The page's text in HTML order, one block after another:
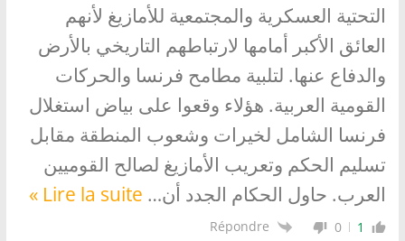
التحتية العسكرية والمجتمعية للأمازيغ لأنهم
العائق الأكبر أمامها لارتباطهم التاريخي بالأرض
والدفاع عنها. لتلبية مطامح فرنسا والحركات
القومية العربية. هؤلاء وقعوا على بياض استغلال
فرنسا الشامل لخيرات وشعوب المنطقة مقابل
تسليم الحكم وتعريب الأمازيغ لصالح القوميين
العرب. حاول الحكام الجدد أن…
Lire la suite »
1
0
Répondre